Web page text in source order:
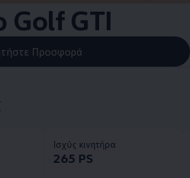
Golf GTI
Προσφορά
Ισχύς κινητήρα
265 PS